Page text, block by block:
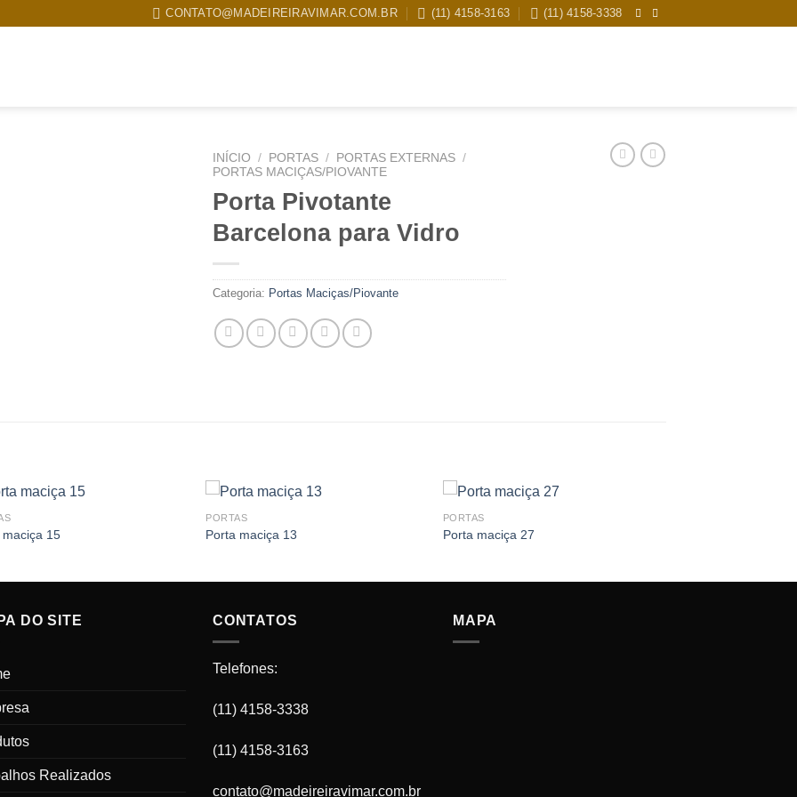
CONTATO@MADEIREIRAVIMAR.COM.BR (11) 4158-3163 (11) 4158-3338
INÍCIO / PORTAS / PORTAS EXTERNAS /
PORTAS MACIÇAS/PIOVANTE
Porta Pivotante
Barcelona para Vidro
Categoria: Portas Maciças/Piovante
maciça 15
PORTAS
Porta maciça 13
PORTAS
Porta maciça 27
DO SITE
Realizados
CONTATOS
Telefones:
(11) 4158-3338
(11) 4158-3163
contato@madeireiravimar.com.br
MAPA